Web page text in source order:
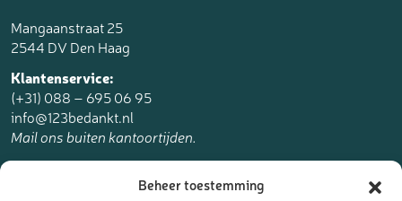
Beheer toestemming
Mangaanstraat 25
2544 DV Den Haag
Klantenservice:
(+31) 088 – 695 06 95
info@123bedankt.nl
Mail ons buiten kantoortijden.
123bedankt.nl is een onderdeel van